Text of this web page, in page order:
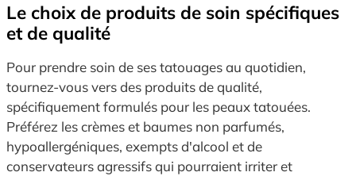
Le choix de produits de soin spécifiques
et de qualité
Pour prendre soin de ses tatouages au quotidien,
tournez-vous vers des produits de qualité,
spécifiquement formulés pour les peaux tatouées.
Préférez les crèmes et baumes non parfumés,
hypoallergéniques, exempts d'alcool et de
conservateurs agressifs qui pourraient irriter et